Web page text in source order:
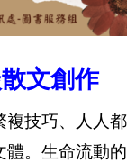
文創作
複技巧、人人都
體。生命流動的